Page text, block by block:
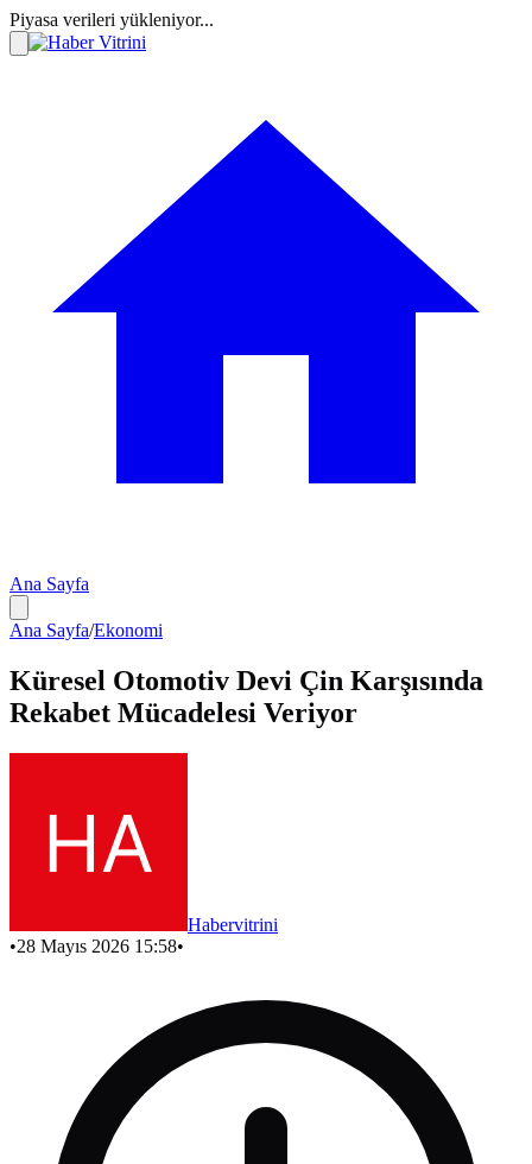
Piyasa verileri yükleniyor...
Ana Sayfa
Ana Sayfa/Ekonomi
Küresel Otomotiv Devi Çin Karşısında
Rekabet Mücadelesi Veriyor
Habervitrini
•28 Mayıs 2026 15:58•